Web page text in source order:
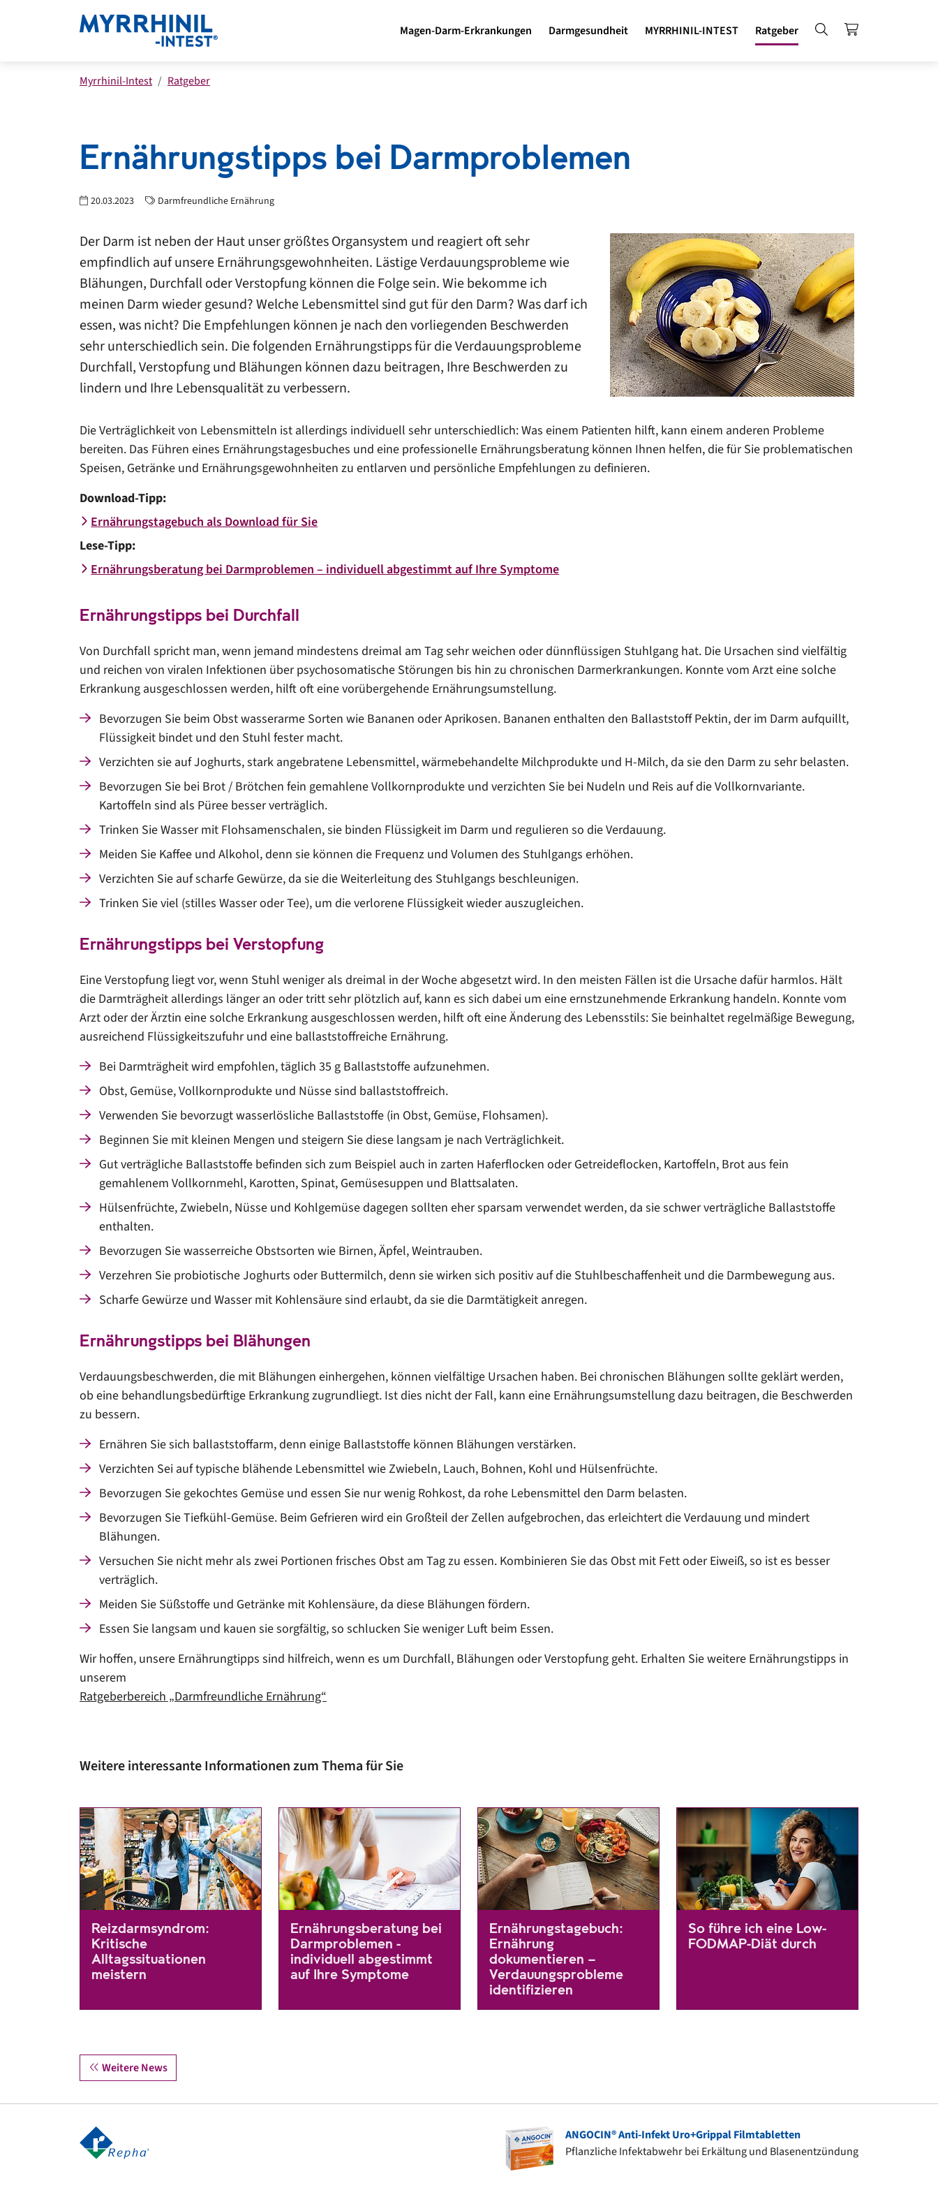
Magen-Darm-Erkrankungen Darmgesundheit MYRRHINIL-INTEST Ratgeber SucheMYRRHINIL-
Myrrhinil-Intest Ratgeber
Ernährungstipps bei Darmproblemen
20.03.2023 Darmfreundliche Ernährung
Der Darm ist neben der Haut unser größtes Organsystem und reagiert oft sehr
empfindlich auf unsere Ernährungsgewohnheiten. Lästige Verdauungsprobleme wie
Blähungen, Durchfall oder Verstopfung können die Folge sein. Wie bekomme ich
meinen Darm wieder gesund? Welche Lebensmittel sind gut für den Darm? Was darf ich
essen, was nicht? Die Empfehlungen können je nach den vorliegenden Beschwerden
sehr unterschiedlich sein. Die folgenden Ernährungstipps für die Verdauungsprobleme
Durchfall, Verstopfung und Blähungen können dazu beitragen, Ihre Beschwerden zu
lindern und Ihre Lebensqualität zu verbessern.
Die Verträglichkeit von Lebensmitteln ist allerdings individuell sehr unterschiedlich: Was einem Patienten hilft, kann einem anderen Probleme
bereiten. Das Führen eines Ernährungstagesbuches und eine professionelle Ernährungsberatung können Ihnen helfen, die für Sie problematischen
Speisen, Getränke und Ernährungsgewohnheiten zu entlarven und persönliche Empfehlungen zu definieren.
Download-Tipp:
Ernährungstagebuch als Download für Sie
Lese-Tipp:
Ernährungsberatung bei Darmproblemen – individuell abgestimmt auf Ihre Symptome
Ernährungstipps bei Durchfall
Von Durchfall spricht man, wenn jemand mindestens dreimal am Tag sehr weichen oder dünnflüssigen Stuhlgang hat. Die Ursachen sind vielfältig
und reichen von viralen Infektionen über psychosomatische Störungen bis hin zu chronischen Darmerkrankungen. Konnte vom Arzt eine solche
Erkrankung ausgeschlossen werden, hilft oft eine vorübergehende Ernährungsumstellung.
Bevorzugen Sie beim Obst wasserarme Sorten wie Bananen oder Aprikosen. Bananen enthalten den Ballaststoff Pektin, der im Darm aufquillt,
Flüssigkeit bindet und den Stuhl fester macht.
Verzichten sie auf Joghurts, stark angebratene Lebensmittel, wärmebehandelte Milchprodukte und H-Milch, da sie den Darm zu sehr belasten.
Bevorzugen Sie bei Brot / Brötchen fein gemahlene Vollkornprodukte und verzichten Sie bei Nudeln und Reis auf die Vollkornvariante.
Kartoffeln sind als Püree besser verträglich.
Trinken Sie Wasser mit Flohsamenschalen, sie binden Flüssigkeit im Darm und regulieren so die Verdauung.
Meiden Sie Kaffee und Alkohol, denn sie können die Frequenz und Volumen des Stuhlgangs erhöhen.
Verzichten Sie auf scharfe Gewürze, da sie die Weiterleitung des Stuhlgangs beschleunigen.
Trinken Sie viel (stilles Wasser oder Tee), um die verlorene Flüssigkeit wieder auszugleichen.
Ernährungstipps bei Verstopfung
Eine Verstopfung liegt vor, wenn Stuhl weniger als dreimal in der Woche abgesetzt wird. In den meisten Fällen ist die Ursache dafür harmlos. Hält
die Darmträgheit allerdings länger an oder tritt sehr plötzlich auf, kann es sich dabei um eine ernstzunehmende Erkrankung handeln. Konnte vom
Arzt oder der Ärztin eine solche Erkrankung ausgeschlossen werden, hilft oft eine Änderung des Lebensstils: Sie beinhaltet regelmäßige Bewegung,
ausreichend Flüssigkeitszufuhr und eine ballaststoffreiche Ernährung.
Bei Darmträgheit wird empfohlen, täglich 35 g Ballaststoffe aufzunehmen.
Obst, Gemüse, Vollkornprodukte und Nüsse sind ballaststoffreich.
Verwenden Sie bevorzugt wasserlösliche Ballaststoffe (in Obst, Gemüse, Flohsamen).
Beginnen Sie mit kleinen Mengen und steigern Sie diese langsam je nach Verträglichkeit.
Gut verträgliche Ballaststoffe befinden sich zum Beispiel auch in zarten Haferflocken oder Getreideflocken, Kartoffeln, Brot aus fein
gemahlenem Vollkornmehl, Karotten, Spinat, Gemüsesuppen und Blattsalaten.
Hülsenfrüchte, Zwiebeln, Nüsse und Kohlgemüse dagegen sollten eher sparsam verwendet werden, da sie schwer verträgliche Ballaststoffe
enthalten.
Bevorzugen Sie wasserreiche Obstsorten wie Birnen, Äpfel, Weintrauben.
Verzehren Sie probiotische Joghurts oder Buttermilch, denn sie wirken sich positiv auf die Stuhlbeschaffenheit und die Darmbewegung aus.
Scharfe Gewürze und Wasser mit Kohlensäure sind erlaubt, da sie die Darmtätigkeit anregen.
Ernährungstipps bei Blähungen
Verdauungsbeschwerden, die mit Blähungen einhergehen, können vielfältige Ursachen haben. Bei chronischen Blähungen sollte geklärt werden,
ob eine behandlungsbedürftige Erkrankung zugrundliegt. Ist dies nicht der Fall, kann eine Ernährungsumstellung dazu beitragen, die Beschwerden
zu bessern.
Ernähren Sie sich ballaststoffarm, denn einige Ballaststoffe können Blähungen verstärken.
Verzichten Sei auf typische blähende Lebensmittel wie Zwiebeln, Lauch, Bohnen, Kohl und Hülsenfrüchte.
Bevorzugen Sie gekochtes Gemüse und essen Sie nur wenig Rohkost, da rohe Lebensmittel den Darm belasten.
Bevorzugen Sie Tiefkühl-Gemüse. Beim Gefrieren wird ein Großteil der Zellen aufgebrochen, das erleichtert die Verdauung und mindert
Blähungen.
Versuchen Sie nicht mehr als zwei Portionen frisches Obst am Tag zu essen. Kombinieren Sie das Obst mit Fett oder Eiweiß, so ist es besser
verträglich.
Meiden Sie Süßstoffe und Getränke mit Kohlensäure, da diese Blähungen fördern.
Essen Sie langsam und kauen sie sorgfältig, so schlucken Sie weniger Luft beim Essen.
Wir hoffen, unsere Ernährungtipps sind hilfreich, wenn es um Durchfall, Blähungen oder Verstopfung geht. Erhalten Sie weitere Ernährungstipps in
unserem
Ratgeberbereich „Darmfreundliche Ernährung“
Weitere interessante Informationen zum Thema für Sie
Reizdarmsyndrom:
Kritische
Alltagssituationen
meistern
Viele Reizdarm-Patient*innen haben ähnliche Probleme im Alltag, die z. B. daraus resultieren, dass nicht immer eine Toilette verfügbar ist, wenn sie benötigt wird - oder es
Ernährungsberatung bei
Darmproblemen -
individuell abgestimmt
auf Ihre Symptome
Bei vielen Darmerkrankungen, die mit Durchfall, Krämpfen und Blähungen einhergehen, wie das Reizdarmsyndrom oder Colitis
Ernährungstagebuch:
Ernährung
dokumentieren –
Verdauungsprobleme
identifizieren
Viele Faktoren können einen Einfluss auf unser Magen-Darm-System haben und
So führe ich eine Low-
FODMAP-Diät durch
Weitere News
ANGOCIN® Anti-Infekt Uro+Grippal Filmtabletten
Pflanzliche Infektabwehr bei Erkältung und Blasenentzündung